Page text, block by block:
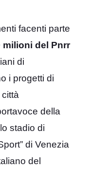
facenti parte
milioni del Pnrr
di
i progetti di
della
stadio di
di Venezia
del